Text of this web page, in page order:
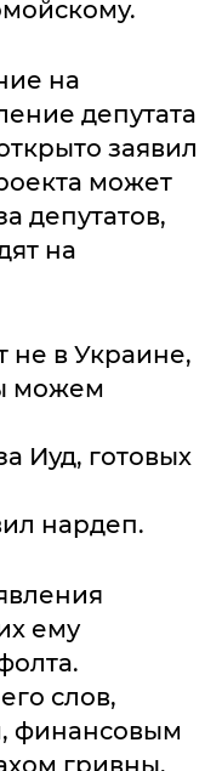
на
депутата
заявил
может
депутатов,
на
не в Украине,
можем
Иуд, готовых
нардеп.
ему
слов,
финансовым
гривны,